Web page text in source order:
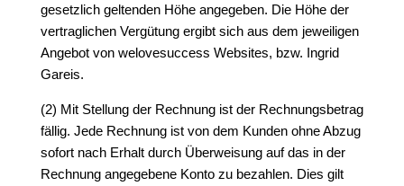
gesetzlich geltenden Höhe angegeben. Die Höhe der
vertraglichen Vergütung ergibt sich aus dem jeweiligen
Angebot von welovesuccess Websites, bzw. Ingrid
Gareis.
(2) Mit Stellung der Rechnung ist der Rechnungsbetrag
fällig. Jede Rechnung ist von dem Kunden ohne Abzug
sofort nach Erhalt durch Überweisung auf das in der
Rechnung angegebene Konto zu bezahlen. Dies gilt